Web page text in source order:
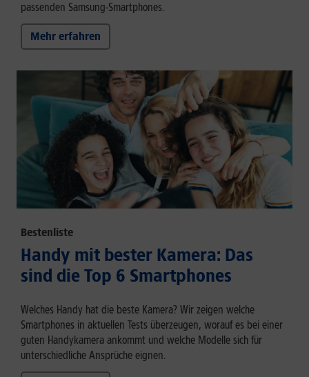
passenden Samsung-Smartphones.
Mehr erfahren
Bestenliste
Handy mit bester Kamera: Das
sind die Top 6 Smartphones
Welches Handy hat die beste Kamera? Wir zeigen welche
Smartphones in aktuellen Tests überzeugen, worauf es bei einer
guten Handykamera ankommt und welche Modelle sich für
unterschiedliche Ansprüche eignen.